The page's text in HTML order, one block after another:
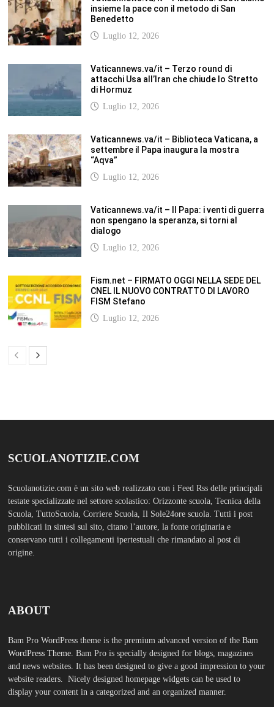
insieme la pace con il metodo di San
Benedetto
Luglio 12, 2026
Vaticannews.va/it – Terzo round di
attacchi Usa all’Iran che chiude lo Stretto
di Hormuz
Luglio 12, 2026
Vaticannews.va/it – Biblioteca Vaticana, a
settembre il Papa inaugura la mostra
“Aqva”
Luglio 12, 2026
Vaticannews.va/it – Il Papa: i venti di guerra
non spengano la speranza, si torni al
dialogo
Luglio 12, 2026
Fism.net – FIRMATO OGGI NELLA SEDE DEL
CNEL IL NUOVO CONTRATTO DI LAVORO
FISM Stefano
Luglio 12, 2026
SCUOLANOTIZIE.COM
Scuolanotizie.com è un sito web realizzato con i Feed Rss delle principali
testate specializzate nel settore scolastico: Orizzonte scuola, Tecnica della
Scuola, TuttoScuola, Corriere Scuola, Il Sole24ore scuola. Tutti i post
pubblicati in sintesi sul sito, citano l’autore, la fonte originaria e
conservano tutti i collegamenti ipertestuali che rimandato al post di
origine.
ABOUT
Bam Pro WordPress theme is the premium advanced version of the Bam
WordPress Theme. Bam Pro is specially designed for blogs, magazines
and news websites. It has been designed to give a good impression to your
website readers. Nicely designed homepage widgets can be used to
display your content in a categorized and an organized manner.